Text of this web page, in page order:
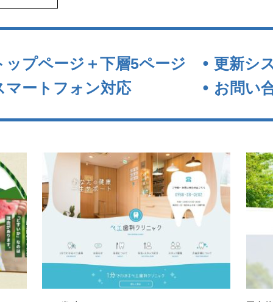
ップページ＋下層5ページ
更新シ
マートフォン対応
お問い